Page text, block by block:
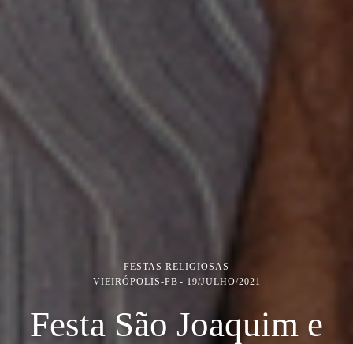
FESTAS RELIGIOSAS
VIEIRÓPOLIS-PB
19/JULHO/2021
Festa São Joaquim e